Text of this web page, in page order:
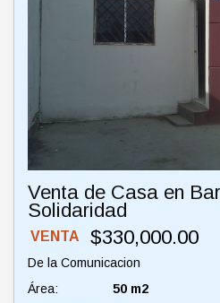
Venta de Casa en
Solidaridad
VENTA $330,000.00
De la Comunicacion
Área:
50 m2